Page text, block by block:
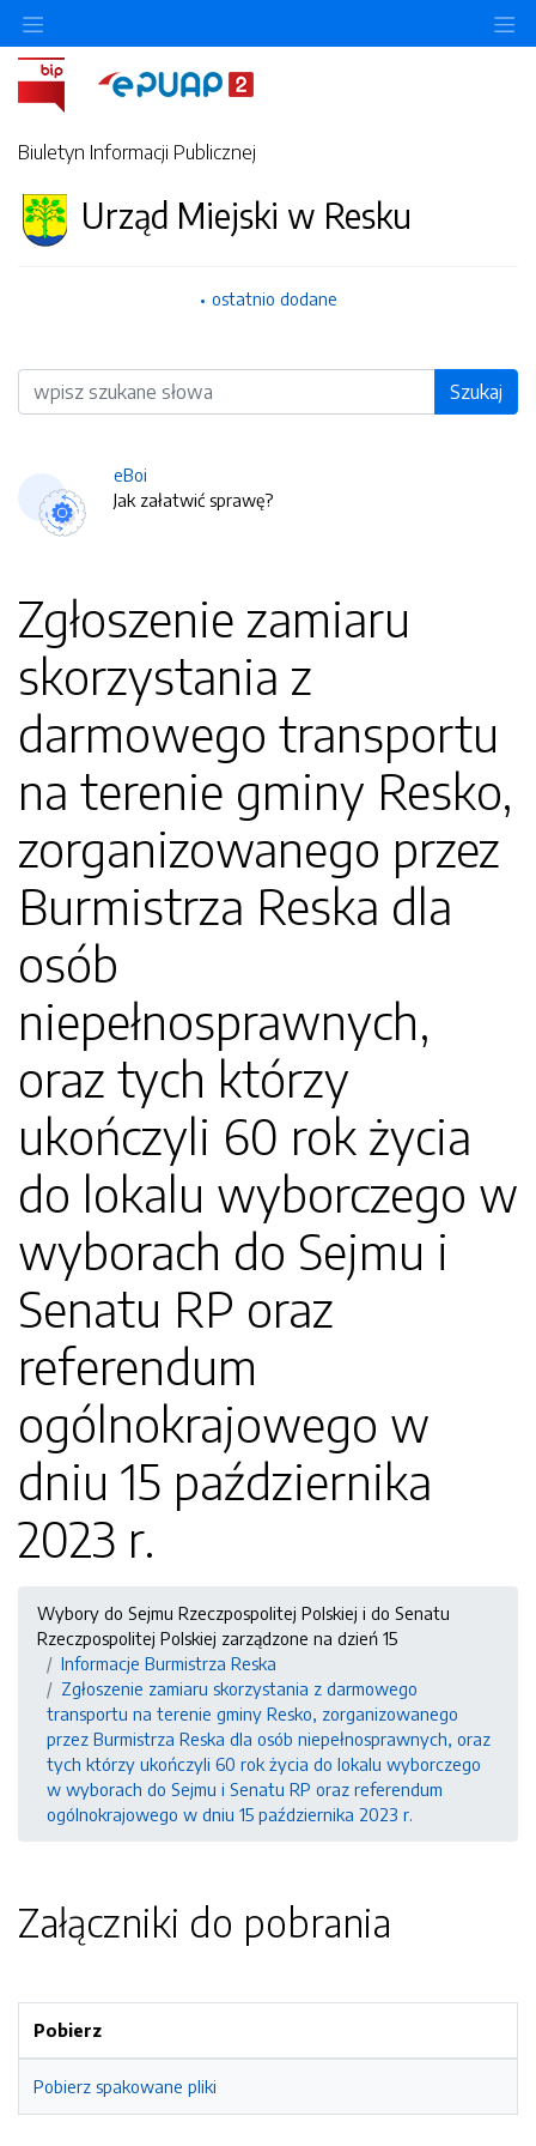
Biuletyn Informacji Publicznej
Urząd Miejski w Resku
ostatnio dodane
Wyszukiwarka Szukaj
eBoi
Jak załatwić sprawę?
Zgłoszenie zamiaru
skorzystania z
darmowego transportu
na terenie gminy Resko,
zorganizowanego przez
Burmistrza Reska dla
osób
niepełnosprawnych,
oraz tych którzy
ukończyli 60 rok życia
do lokalu wyborczego w
wyborach do Sejmu i
Senatu RP oraz
referendum
ogólnokrajowego w
dniu 15 października
2023 r.
Wybory do Sejmu Rzeczpospolitej Polskiej i do Senatu
Rzeczpospolitej Polskiej zarządzone na dzień 15
Informacje Burmistrza Reska
Zgłoszenie zamiaru skorzystania z darmowego
transportu na terenie gminy Resko, zorganizowanego
przez Burmistrza Reska dla osób niepełnosprawnych, oraz
tych którzy ukończyli 60 rok życia do lokalu wyborczego
w wyborach do Sejmu i Senatu RP oraz referendum
ogólnokrajowego w dniu 15 października 2023 r.
Załączniki do pobrania
Pobierz
Pobierz spakowane pliki